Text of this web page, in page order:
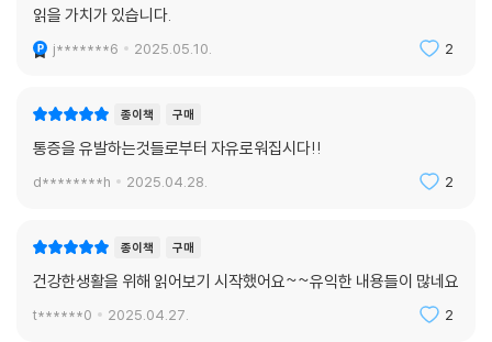
읽을 가치가 있습니다.
j*******6 2025.05.10. 2
종이책 구매
통증을 유발하는것들로부터 자유로워집시다!!
d********h 2025.04.28. 2
종이책 구매
건강한생활을 위해 읽어보기 시작했어요~~유익한 내용들이 많네요
t******0 2025.04.27. 2